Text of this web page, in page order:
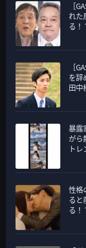
［
れた
る！
［
を辞
田中
暴露
がら
トレ
性格
ると
る！